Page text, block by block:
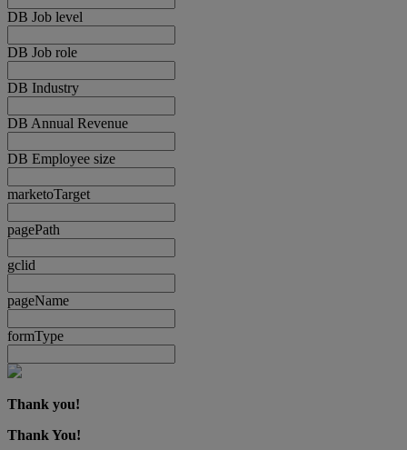
DB Job level
DB Job role
DB Industry
DB Annual Revenue
DB Employee size
marketoTarget
pagePath
gclid
pageName
formType
Thank you!
Thank You!